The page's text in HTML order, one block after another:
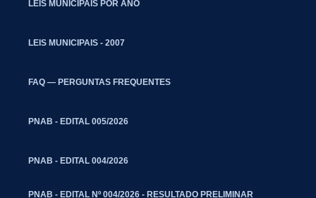
LEIS MUNICIPAIS POR ANO
LEIS MUNICIPAIS - 2007
FAQ — PERGUNTAS FREQUENTES
PNAB - EDITAL 005/2026
PNAB - EDITAL 004/2026
PNAB - EDITAL Nº 004/2026 - RESULTADO PRELIMINAR